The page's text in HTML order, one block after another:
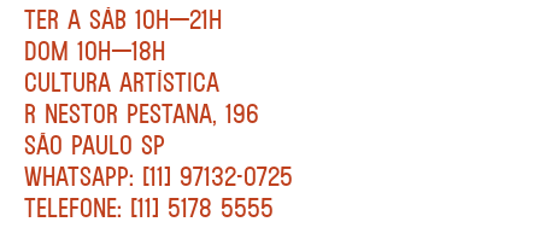
TER A SÁB 10H—21H
DOM 10H—18H
CULTURA ARTÍSTICA
R NESTOR PESTANA, 196
SÃO PAULO SP
WHATSAPP: [11] 97132-0725
TELEFONE: [11] 5178 5555